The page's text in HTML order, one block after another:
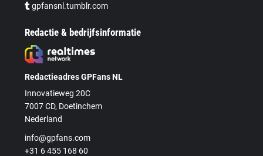
gpfansnl.tumblr.com
Redactie & bedrijfsinformatie
Redactieadres GPFans NL
Innovatieweg 20C
7007 CD, Doetinchem
Nederland
info@gpfans.com
+31 6 455 168 60